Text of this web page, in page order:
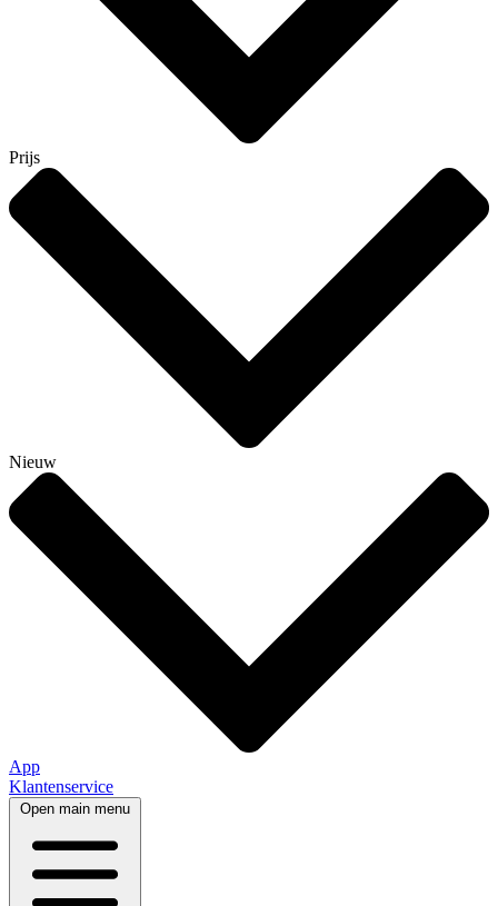
Prijs
Nieuw
App
Klantenservice
Open main menu